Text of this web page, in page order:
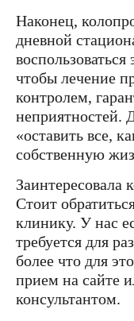
Наконец,
дневной
чтобы лечение
контролем,
неприятностей.
«оставить все,
собственную
Заинтересовала
Стоит
клинику. У нас
требуется для
более что для
прием на сайте
консультантом.